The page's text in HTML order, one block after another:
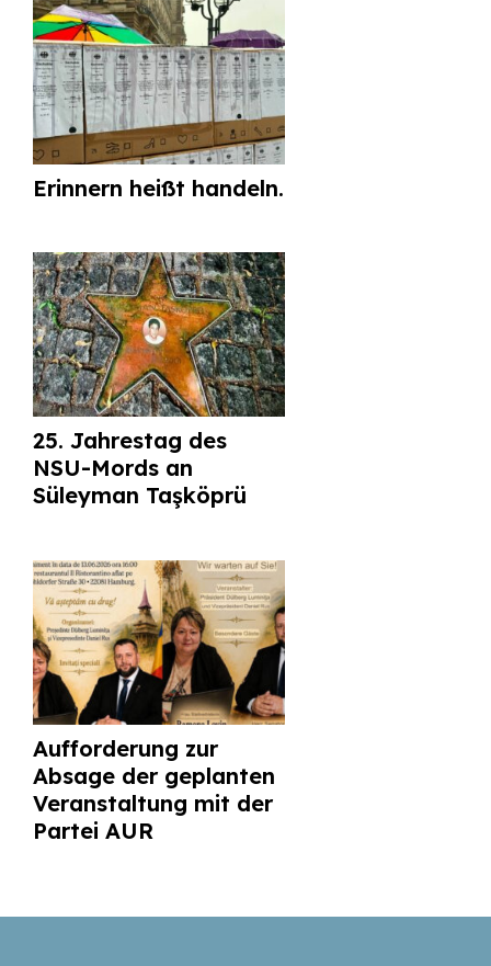
Erinnern heißt handeln.
25. Jahrestag des
NSU-Mords an
Süleyman Taşköprü
Aufforderung zur
Absage der geplanten
Veranstaltung mit der
Partei AUR